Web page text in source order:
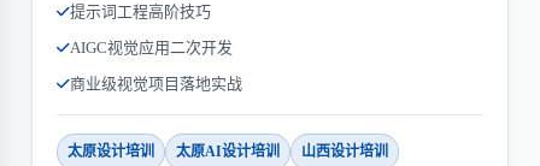
提示词工程高阶技巧
AIGC视觉应用二次开发
商业级视觉项目落地实战
太原设计培训 太原AI设计培训 山西设计培训